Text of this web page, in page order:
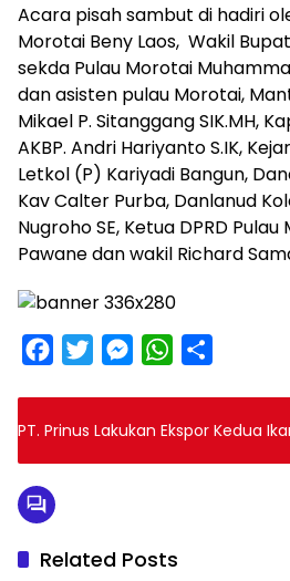
Acara pisah sambut di hadiri
Morotai Beny Laos, Wakil
sekda Pulau Morotai
dan asisten pulau Morotai,
Mikael P. Sitanggang SIK.MH,
AKBP. Andri Hariyanto S.IK,
Letkol (P) Kariyadi Bangun,
Kav Calter Purba, Danlanud
Nugroho SE, Ketua DPRD
Pawane dan wakil Richard
e
o
k
t
M
s
e
W
t
p
r
PT. Prinus Lakukan Ekspor Kedua
Related Posts